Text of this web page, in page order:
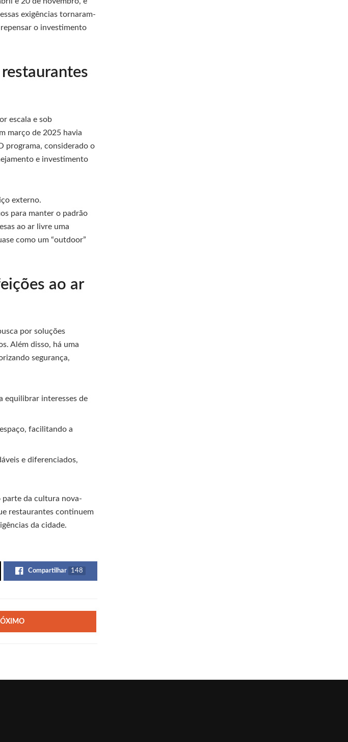
exigências tornaram-
o investimento
escala e sob
março de 2025 havia
programa, considerado o
e investimento
externo.
para manter o padrão
ao ar livre uma
como um “outdoor”
ao ar
por soluções
Além disso, há uma
segurança,
equilibrar interesses de
facilitando a
e diferenciados,
parte da cultura nova-
restaurantes continuem
da cidade.
Compartilhar 148